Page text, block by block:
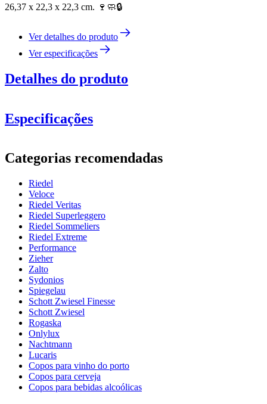
26,37 x 22,3 x 22,3 cm. 🍷🧼🔒
Ver detalhes do produto
Ver especificações
Detalhes do produto
Especificações
Número do produto948586
Dimensões (LxAxP cm)
Peso (kg)0.5
Altura (cm)26.3
Largura (cm)40
profundidade (cm)
Categorias recomendadas
Riedel
Veloce
Riedel Veritas
Riedel Superleggero
Riedel Sommeliers
Riedel Extreme
Performance
Zieher
Zalto
Sydonios
Spiegelau
Schott Zwiesel Finesse
Schott Zwiesel
Rogaska
Onlylux
Nachtmann
Lucaris
Copos para vinho do porto
Copos para cerveja
Copos para bebidas alcoólicas